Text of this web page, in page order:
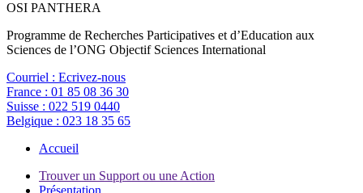
OSI PANTHERA
Programme de Recherches Participatives et d’Education aux
Sciences de l’ONG Objectif Sciences International
Courriel : Ecrivez-nous
France : 01 85 08 36 30
Suisse : 022 519 0440
Belgique : 023 18 35 65
Accueil
Trouver un Support ou une Action
Présentation